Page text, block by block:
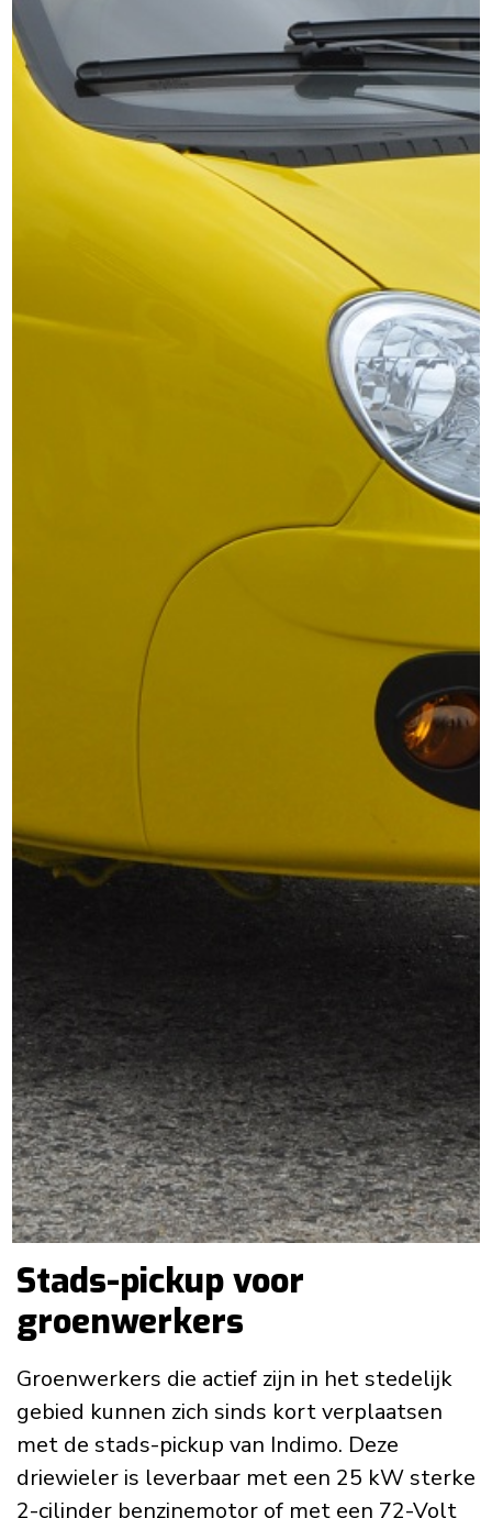
Stads-pickup voor
groenwerkers
Groenwerkers die actief zijn in het stedelijk
gebied kunnen zich sinds kort verplaatsen
met de stads-pickup van Indimo. Deze
driewieler is leverbaar met een 25 kW sterke
2-cilinder benzinemotor of met een 72-Volt